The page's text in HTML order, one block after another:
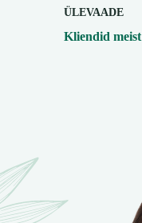
ÜLEVAADE
Kliendid meist